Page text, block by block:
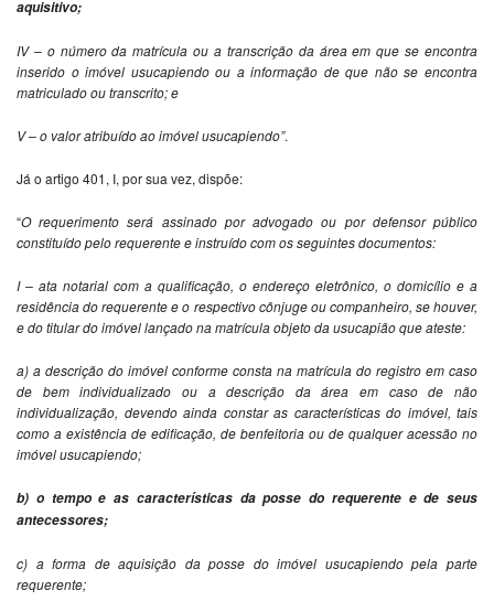
aquisitivo;
IV – o número da matrícula ou a transcrição da área em que se encontra
inserido o imóvel usucapiendo ou a informação de que não se encontra
matriculado ou transcrito; e
V – o valor atribuído ao imóvel usucapiendo”.
Já o artigo 401, I, por sua vez, dispõe:
“O requerimento será assinado por advogado ou por defensor público
constituído pelo requerente e instruído com os seguintes documentos:
I – ata notarial com a qualificação, o endereço eletrônico, o domicílio e a
residência do requerente e o respectivo cônjuge ou companheiro, se houver,
e do titular do imóvel lançado na matrícula objeto da usucapião que ateste:
a) a descrição do imóvel conforme consta na matrícula do registro em caso
de bem individualizado ou a descrição da área em caso de não
individualização, devendo ainda constar as características do imóvel, tais
como a existência de edificação, de benfeitoria ou de qualquer acessão no
imóvel usucapiendo;
b) o tempo e as características da posse do requerente e de seus
antecessores;
c) a forma de aquisição da posse do imóvel usucapiendo pela parte
requerente;